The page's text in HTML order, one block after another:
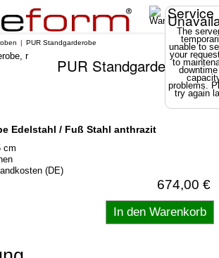
Service
The
unable to
your
to
problems.
try again
PUR Standgarderobe
PUR Standgarderobe
Edelstahl / Fuß Stahl anthrazit
cm
(DE)
674,00 €